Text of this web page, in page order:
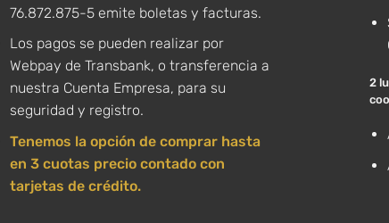
76.872.875-5 emite boletas y facturas.
Los pagos se pueden realizar por
Webpay de Transbank, o transferencia a
nuestra Cuenta Empresa, para su
seguridad y registro.
Tenemos la opción de comprar hasta
en 3 cuotas precio contado con
tarjetas de crédito.
2